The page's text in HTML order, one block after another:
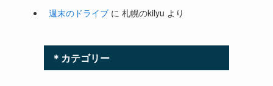
週末のドライブ に 札幌のkilyu より
＊カテゴリー